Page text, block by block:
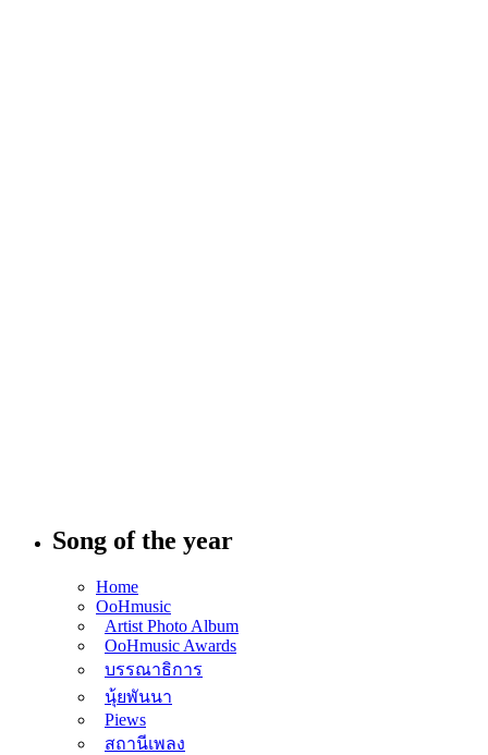
Song of the year
Home
OoHmusic
Artist Photo Album
OoHmusic Awards
บรรณาธิการ
นุ้ยพันนา
Piews
สถานีเพลง